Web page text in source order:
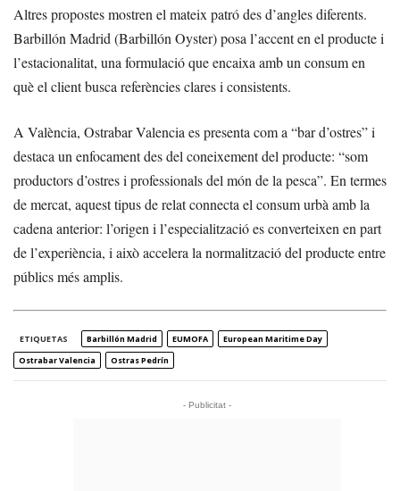
Altres propostes mostren el mateix patró des d’angles diferents.
Barbillón Madrid (Barbillón Oyster) posa l’accent en el producte i
l’estacionalitat, una formulació que encaixa amb un consum en
què el client busca referències clares i consistents.
A València, Ostrabar Valencia es presenta com a “bar d’ostres” i
destaca un enfocament des del coneixement del producte: “som
productors d’ostres i professionals del món de la pesca”. En termes
de mercat, aquest tipus de relat connecta el consum urbà amb la
cadena anterior: l’origen i l’especialització es converteixen en part
de l’experiència, i això accelera la normalització del producte entre
públics més amplis.
ETIQUETAS Barbillón Madrid EUMOFA
European Maritime Day
Ostrabar Valencia
Ostras Pedrín
- Publicitat -